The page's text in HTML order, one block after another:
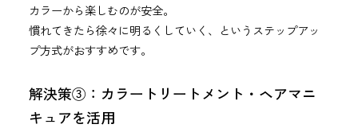
カラーから楽しむのが安全。
慣れてきたら徐々に明るくしていく、というステップアッ
プ方式がおすすめです。
解決策③：カラートリートメント・ヘアマニ
キュアを活用